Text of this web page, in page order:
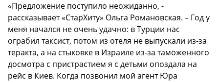
«Предложение поступило неожиданно, -
рассказывает «СтарХиту» Ольга Романовская. – Год у
меня начался не очень удачно: в Турции нас
ограбил таксист, потом из отеля не выпускали из-за
теракта, а на стыковке в Израиле из-за таможенного
досмотра с пристрастием я с детьми опоздала на
рейс в Киев. Когда позвонил мой агент Юра